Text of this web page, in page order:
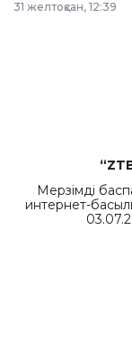
31 желтоқсан, 12:39
Мерзімді
интернет-